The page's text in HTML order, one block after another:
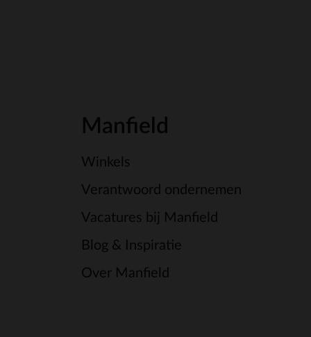
Manfield
Winkels
Verantwoord ondernemen
Vacatures bij Manfield
Blog & Inspiratie
Over Manfield